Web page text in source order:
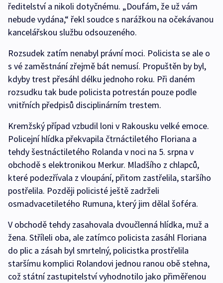
ředitelství a nikoli dotyčnému. „Doufám, že už vám
nebude vydána,“ řekl soudce s narážkou na očekávanou
kancelářskou službu odsouzeného.
Rozsudek zatím nenabyl právní moci. Policista se ale o
s vé zaměstnání zřejmě bát nemusí. Propuštěn by byl,
kdyby trest přesáhl délku jednoho roku. Při daném
rozsudku tak bude policista potrestán pouze podle
vnitřních předpisů disciplinárním trestem.
Kremžský případ vzbudil loni v Rakousku velké emoce.
Policejní hlídka překvapila čtrnáctiletého Floriana a
tehdy šestnáctiletého Rolanda v noci na 5. srpna v
obchodě s elektronikou Merkur. Mladšího z chlapců,
které podezřívala z vloupání, přitom zastřelila, staršího
postřelila. Později policisté ještě zadrželi
osmadvacetiletého Rumuna, který jim dělal šoféra.
V obchodě tehdy zasahovala dvoučlenná hlídka, muž a
žena. Stříleli oba, ale zatímco policista zasáhl Floriana
do plic a zásah byl smrtelný, policistka prostřelila
staršímu komplici Rolandovi jednou ranou obě stehna,
což státní zastupitelství vyhodnotilo jako přiměřenou